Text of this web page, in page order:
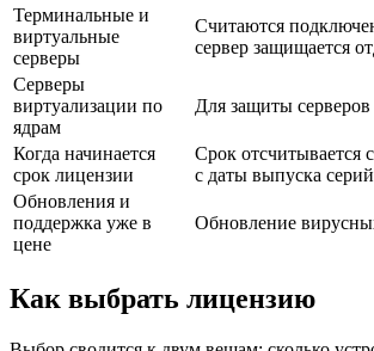
Терминальные и
виртуальные
серверы
Считаются
сервер защищается
Серверы
виртуализации по
ядрам
Для защиты
Когда начинается
срок лицензии
Срок отсчитывается
с даты выпуска
Обновления и
поддержка уже в
цене
Обновление
Как выбрать лицензию